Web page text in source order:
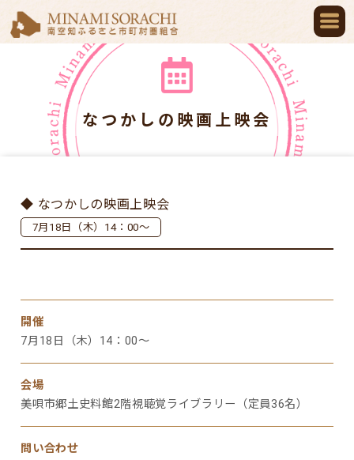
なつかしの映画上映会
◆ なつかしの映画上映会
7月18日（木）14：00～
開催
7月18日（木）14：00～
会場
美唄市郷土史料館2階視聴覚ライブラリー（定員36名）
問い合わせ